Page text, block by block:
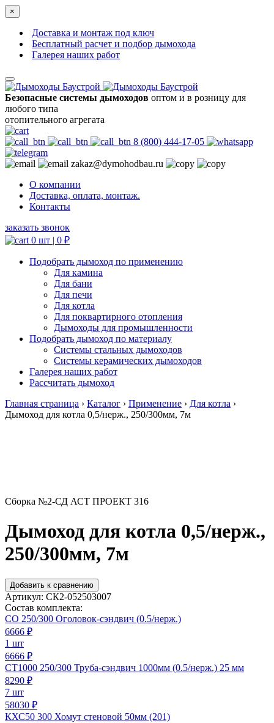
×
Доставка и монтаж под ключ
Бесплатный расчет и подбор дымохода
Галерея наших работ
Безопасные системы дымоходов оптом и в розницу для
любого типа
отопительного агрегата
8 (800) 444-17-05
zakaz@dymohodbau.ru
О компании
Доставка, оплата, монтаж.
Контакты
заказать звонок
0 шт | 0 ₽
Подобрать дымоход по применению
Для камина
Для бани
Для печи
Для котла
Для поквартирного отопления
Дымоходы для промышленности
Подобрать дымоход по материалу
Системы стальных дымоходов
Системы керамических дымоходов
Галерея наших работ
Рассчитать дымоход
Главная страница › Каталог › Применение › Для котла ›
Дымоход для котла 0,5/нерж., 250/300мм, 7м
Сборка №2-СД АСТ ПРОЕКТ 316
Дымоход для котла 0,5/нерж.,
250/300мм, 7м
Добавить к сравнению
Артикул: СК2-052503007
Состав комплекта:
СО 250/300 Оголовок-сэндвич (0.5/нерж.)
6666 ₽
1 шт
6666 ₽
СТ1000 250/300 Труба-сэндвич 1000мм (0.5/нерж.) 25 мм
8290 ₽
7 шт
58030 ₽
КХС50 300 Хомут стеновой 50мм (201)